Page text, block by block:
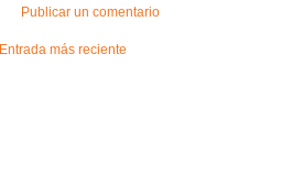
Publicar un comentario
Entrada más reciente